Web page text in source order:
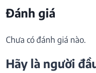
Đánh giá
Chưa có đánh giá nào.
Hãy là người